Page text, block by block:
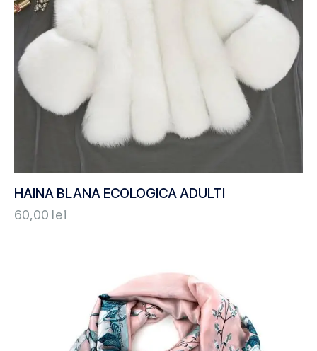
HAINA BLANA ECOLOGICA ADULTI
60,00 lei